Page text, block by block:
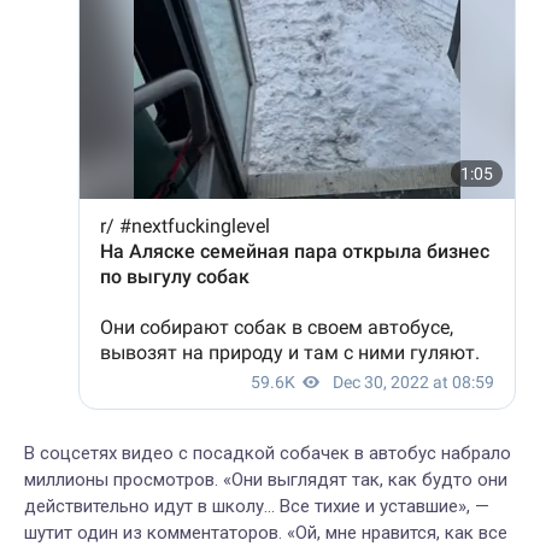
В соцсетях видео с посадкой собачек в автобус набрало
миллионы просмотров. «Они выглядят так, как будто они
действительно идут в школу… Все тихие и уставшие», —
шутит один из комментаторов. «Ой, мне нравится, как все